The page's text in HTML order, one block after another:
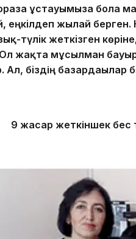
ұстауымызға бола
еңкiлдеп жылай
түлiк жеткiзген
жақта мұсылман
Ал, бiздің
9 жасар жеткіншек бес